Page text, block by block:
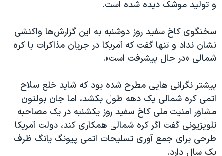
و تولید موشک دیده شده است.
سخنگوی کاخ سفید روز دوشنبه به این گزارش‌ها واکنشی
نشان نداد و تنها گفت که آمریکا در جریان مذاکرات با کره
شمالی «در حال پیشرفت است».
پیشتر نگرانی هایی مطرح شده بود که شاید خلع سلاح
اتمی کره شمالی یک دهه طول بکشد، اما جان بولتون
مشاور امنیت ملی کاخ سفید روز یکشنبه در یک مصاحبه
تلویزیونی گفت اگر کره شمالی همکاری کند، دولت آمریکا
طرحی برای جمع آوری تسلیحات اتمی پیونگ یانگ ظرف
یک سال دارد.